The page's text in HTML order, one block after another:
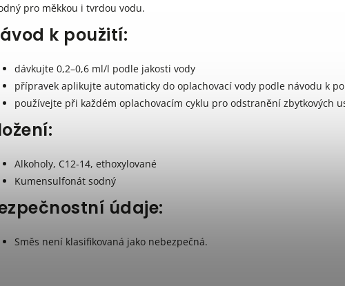
pro měkkou i tvrdou vodu.
k použití:
dávkujte 0,2–0,6 ml/l podle jakosti vody
přípravek aplikujte automaticky do oplachovací vody podle návodu k
používejte při každém oplachovacím cyklu pro odstranění zbytkových
Alkoholy, C12-14, ethoxylované
Kumensulfonát sodný
údaje:
Směs není klasifikovaná jako nebezpečná.